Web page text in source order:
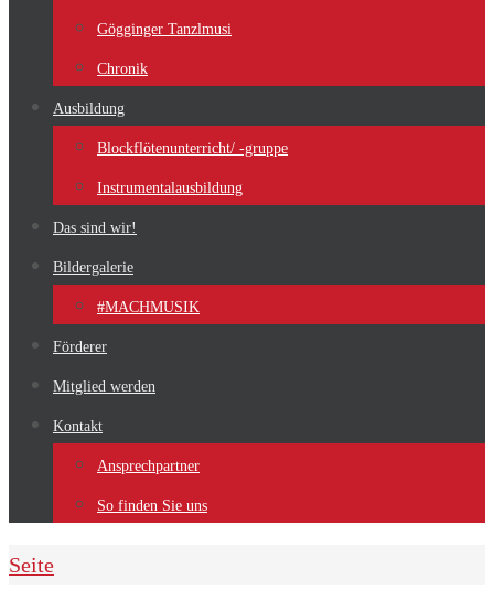
Gögginger Tanzlmusi
Chronik
Ausbildung
Blockflötenunterricht/ -gruppe
Instrumentalausbildung
Das sind wir!
Bildergalerie
#MACHMUSIK
Förderer
Mitglied werden
Kontakt
Ansprechpartner
So finden Sie uns
Home
Seite